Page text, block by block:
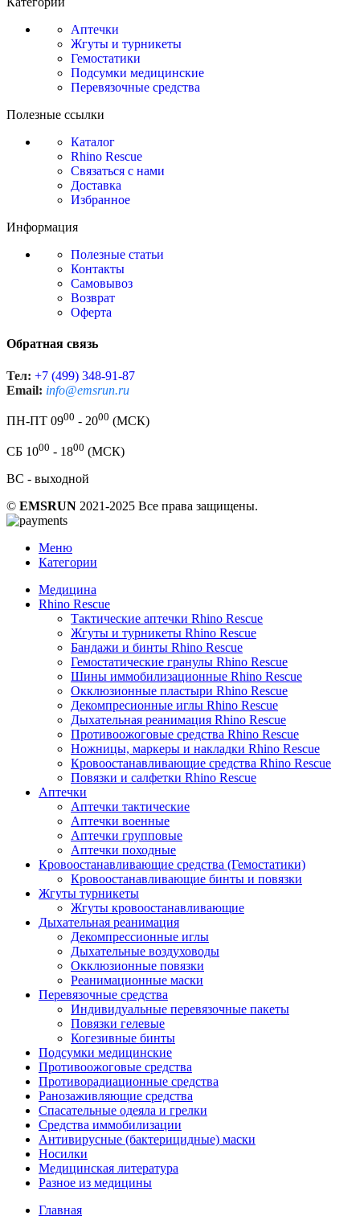
Аптечки
Жгуты и турникеты
Гемостатики
Подсумки медицинские
Перевязочные средства
Полезные ссылки
Каталог
Rhino Rescue
Связаться с нами
Доставка
Избранное
Информация
Полезные статьи
Контакты
Самовывоз
Возврат
Оферта
Обратная связь
Тел: +7 (499) 348-91-87
Email: info@emsrun.ru
ПН-ПТ 0900 - 2000 (МСК)
СБ 1000 - 1800 (МСК)
ВС - выходной
© EMSRUN 2021-2025 Все права защищены.
Меню
Категории
Медицина
Rhino Rescue
Тактические аптечки Rhino Rescue
Жгуты и турникеты Rhino Rescue
Бандажи и бинты Rhino Rescue
Гемостатические гранулы Rhino Rescue
Шины иммобилизационные Rhino Rescue
Окклюзионные пластыри Rhino Rescue
Декомпресионные иглы Rhino Rescue
Дыхательная реанимация Rhino Rescue
Противоожоговые средства Rhino Rescue
Ножницы, маркеры и накладки Rhino Rescue
Кровоостанавливающие средства Rhino Rescue
Повязки и салфетки Rhino Rescue
Аптечки
Аптечки тактические
Аптечки военные
Аптечки групповые
Аптечки походные
Кровоостанавливающие средства (Гемостатики)
Кровоостанавливающие бинты и повязки
Жгуты турникеты
Жгуты кровоостанавливающие
Дыхательная реанимация
Декомпрессионные иглы
Дыхательные воздуховоды
Окклюзионные повязки
Реанимационные маски
Перевязочные средства
Индивидуальные перевязочные пакеты
Повязки гелевые
Когезивные бинты
Подсумки медицинские
Противоожоговые средства
Противорадиационные средства
Ранозаживляющие средства
Спасательные одеяла и грелки
Средства иммобилизации
Антивирусные (бактерицидные) маски
Носилки
Медицинская литература
Разное из медицины
Главная